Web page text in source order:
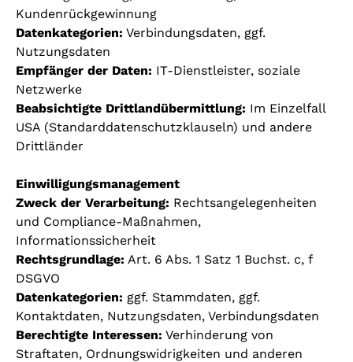
Kundenrückgewinnung
Datenkategorien: Verbindungsdaten, ggf.
Nutzungsdaten
Empfänger der Daten: IT-Dienstleister, soziale
Netzwerke
Beabsichtigte Drittlandübermittlung: Im Einzelfall
USA (Standarddatenschutzklauseln) und andere
Drittländer
Einwilligungsmanagement
Zweck der Verarbeitung: Rechtsangelegenheiten
und Compliance-Maßnahmen,
Informationssicherheit
Rechtsgrundlage: Art. 6 Abs. 1 Satz 1 Buchst. c, f
DSGVO
Datenkategorien: ggf. Stammdaten, ggf.
Kontaktdaten, Nutzungsdaten, Verbindungsdaten
Berechtigte Interessen: Verhinderung von
Straftaten, Ordnungswidrigkeiten und anderen